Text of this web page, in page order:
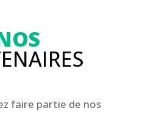
faire partie de nos